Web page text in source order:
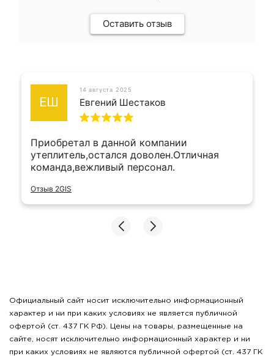
Оставить отзыв
ЕШ
14 августа 2025
Евгений Шестаков
Приобретал в данной компании
утеплитель,остался доволен.Отличная
команда,вежливый персонал.
Отзыв 2GIS
Официальный сайт носит исключительно информационный
характер и ни при каких условиях не является публичной
офертой (ст. 437 ГК РФ). Цены на товары, размещенные на
сайте, носят исключительно информационный характер и ни
при каких условиях не являются публичной офертой (ст. 437 ГК